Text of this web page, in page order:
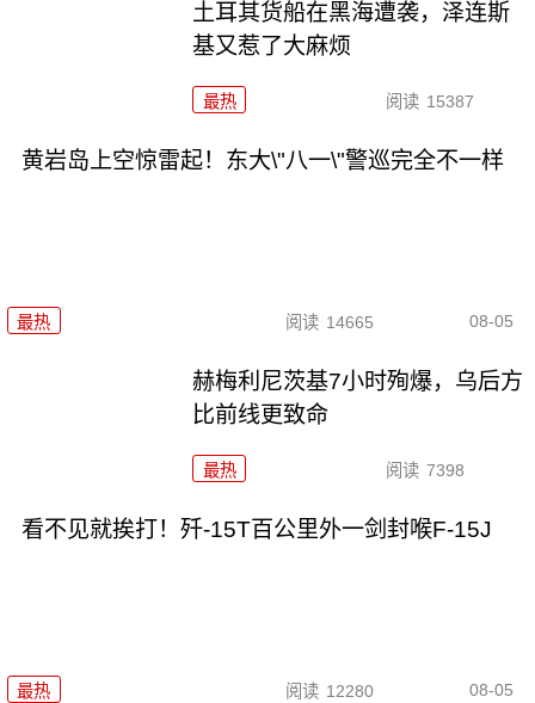
土耳其货船在黑海遭袭，泽连斯
基又惹了大麻烦
最热 阅读 15387
黄岩岛上空惊雷起！东大\"八一\"警巡完全不一样
最热 阅读 14665 08-05
赫梅利尼茨基7小时殉爆，乌后方
比前线更致命
最热 阅读 7398
看不见就挨打！歼-15T百公里外一剑封喉F-15J
最热 阅读 12280 08-05